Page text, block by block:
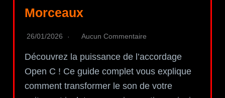
Morceaux
26/01/2026 Aucun Commentaire
Découvrez la puissance de l’accordage
Open C ! Ce guide complet vous explique
comment transformer le son de votre